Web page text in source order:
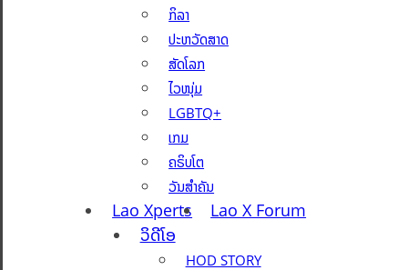
ກິລາ
ປະຫວັດສາດ
ສັດໂລກ
ໄວໜຸ່ມ
LGBTQ+
ເກມ
ຄຣິບໂຕ
ວັນສຳຄັນ
Lao Xperts
Lao X Forum
ວິດີໂອ
HOD STORY